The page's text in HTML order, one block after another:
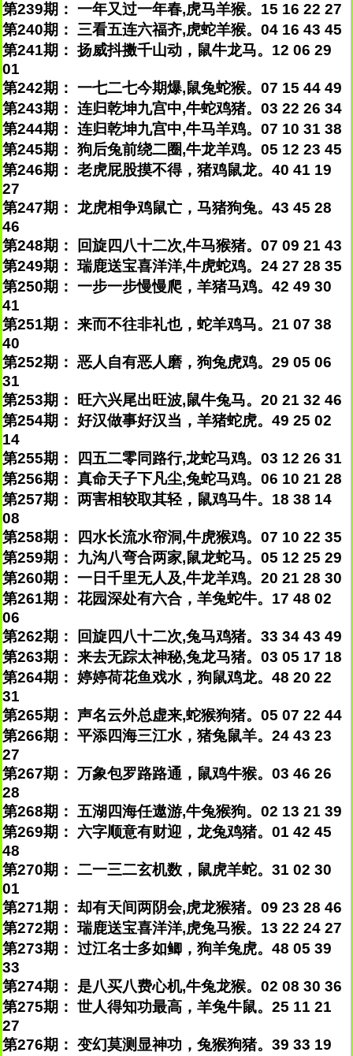
第239期： 一年又过一年春,虎马羊猴。15 16 22 27
第240期： 三看五连六福齐,虎蛇羊猴。04 16 43 45
第241期： 扬威抖擞千山动，鼠牛龙马。12 06 29
01
第242期： 一七二七今期爆,鼠兔蛇猴。07 15 44 49
第243期： 连归乾坤九宫中,牛蛇鸡猪。03 22 26 34
第244期： 连归乾坤九宫中,牛马羊鸡。07 10 31 38
第245期： 狗后兔前绕二圈,牛龙羊鸡。05 12 23 45
第246期： 老虎屁股摸不得，猪鸡鼠龙。40 41 19
27
第247期： 龙虎相争鸡鼠亡，马猪狗兔。43 45 28
46
第248期： 回旋四八十二次,牛马猴猪。07 09 21 43
第249期： 瑞鹿送宝喜洋洋,牛虎蛇鸡。24 27 28 35
第250期： 一步一步慢慢爬，羊猪马鸡。42 49 30
41
第251期： 来而不往非礼也，蛇羊鸡马。21 07 38
40
第252期： 恶人自有恶人磨，狗兔虎鸡。29 05 06
31
第253期： 旺六兴尾出旺波,鼠牛兔马。20 21 32 46
第254期： 好汉做事好汉当，羊猪蛇虎。49 25 02
14
第255期： 四五二零同路行,龙蛇马鸡。03 12 26 31
第256期： 真命天子下凡尘,兔蛇马鸡。06 10 21 28
第257期： 两害相较取其轻，鼠鸡马牛。18 38 14
08
第258期： 四水长流水帘洞,牛虎猴鸡。07 10 22 35
第259期： 九沟八弯合两家,鼠龙蛇马。05 12 25 29
第260期： 一日千里无人及,牛龙羊鸡。20 21 28 30
第261期： 花园深处有六合，羊兔蛇牛。17 48 02
06
第262期： 回旋四八十二次,兔马鸡猪。33 34 43 49
第263期： 来去无踪太神秘,兔龙马猪。03 05 17 18
第264期： 婷婷荷花鱼戏水，狗鼠鸡龙。48 20 22
31
第265期： 声名云外总虚来,蛇猴狗猪。05 07 22 44
第266期： 平添四海三江水，猪兔鼠羊。24 43 23
27
第267期： 万象包罗路路通，鼠鸡牛猴。03 46 26
28
第268期： 五湖四海任遨游,牛兔猴狗。02 13 21 39
第269期： 六字顺意有财迎，龙兔鸡猪。01 42 45
48
第270期： 二一三二玄机数，鼠虎羊蛇。31 02 30
01
第271期： 却有天间两阴会,虎龙猴猪。09 23 28 46
第272期： 瑞鹿送宝喜洋洋,虎兔马猴。13 22 24 27
第273期： 过江名士多如鲫，狗羊兔虎。48 05 39
33
第274期： 是八买八费心机,牛兔龙猴。02 08 30 36
第275期： 世人得知功最高，羊兔牛鼠。25 11 21
27
第276期： 变幻莫测显神功，兔猴狗猪。39 33 19